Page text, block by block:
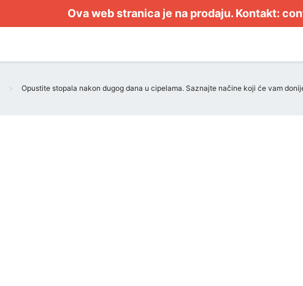
Ova web stranica je na prodaju. Kontakt:
Opustite stopala nakon dugog dana u cipelama. Saznajte načine koji će vam